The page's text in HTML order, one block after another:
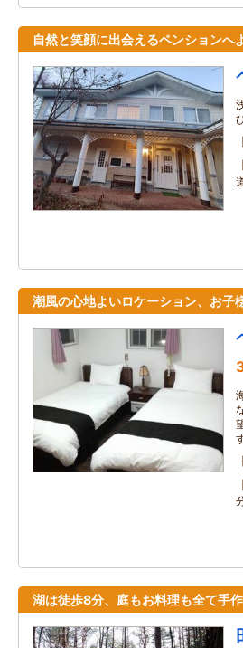
自然と笑顔に出会えるペンションへ
潮風の心地よいロケーション、お子
湖は徒歩8分、庭もお料理も全て手